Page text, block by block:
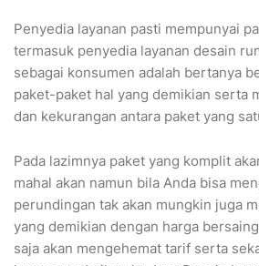
Penyedia layanan pasti mempunyai
termasuk penyedia layanan desain
sebagai konsumen adalah bertanya
paket-paket hal yang demikian serta
dan kekurangan antara paket yang
Pada lazimnya paket yang komplit
mahal akan namun bila Anda bisa
perundingan tak akan mungkin juga
yang demikian dengan harga
saja akan mengehemat tarif serta